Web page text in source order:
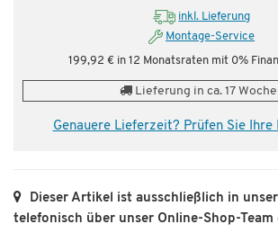
inkl. Lieferung
Montage-Service
199,92 € in 12 Monatsraten mit 0%
Lieferung in ca. 17
Genauere Lieferzeit? Prüfen Sie Ihre
Dieser Artikel ist ausschließlich in
telefonisch über unser Online-Shop-